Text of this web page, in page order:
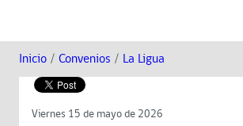
Inicio / Convenios / La Ligua
Viernes 15 de mayo de 2026